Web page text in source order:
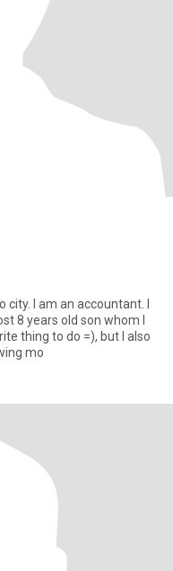
I am an accountant. I
8 years old son whom I
thing to do =), but I also
mo